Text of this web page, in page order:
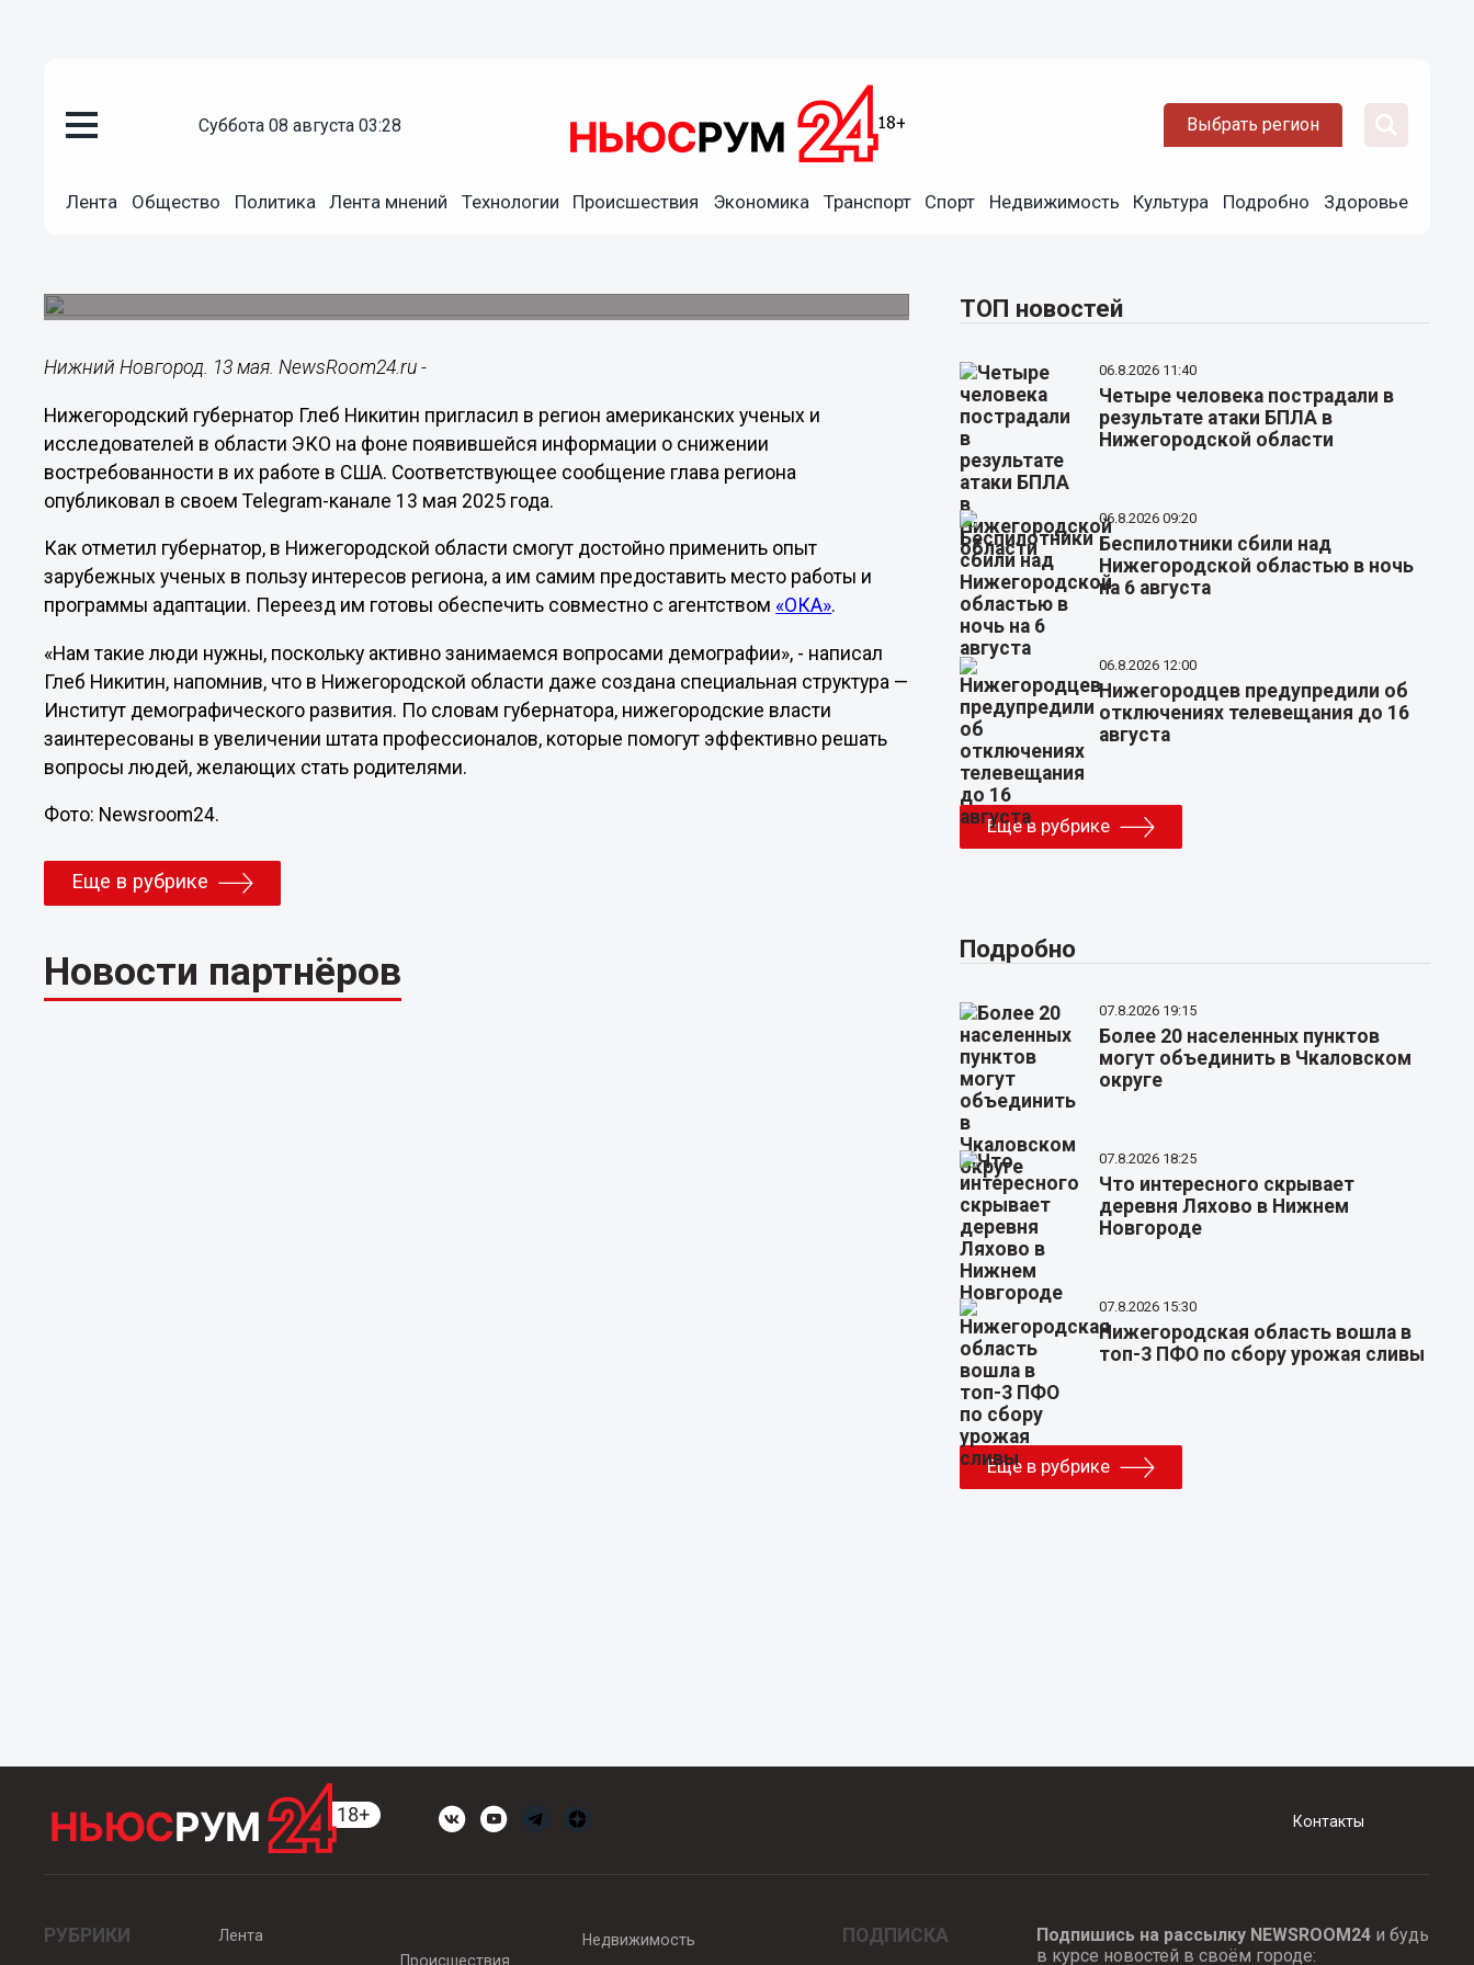
суббота 08 августа 03:28 Выбрать регион
Лента Общество Политика Лента мнений Технологии Происшествия Экономика Транспорт Спорт Недвижимость Культура Подробно Здоровье
Нижегородский губернатор пригласил американских ученых
Нижний Новгород. 13 мая. NewsRoom24.ru -
Нижегородский губернатор Глеб Никитин пригласил в регион американских ученых и
исследователей в области ЭКО на фоне появившейся информации о снижении
востребованности в их работе в США. Соответствующее сообщение глава региона
опубликовал в своем Telegram-канале 13 мая 2025 года.
Как отметил губернатор, в Нижегородской области смогут достойно применить опыт
зарубежных ученых в пользу интересов региона, а им самим предоставить место работы и
программы адаптации. Переезд им готовы обеспечить совместно с агентством «ОКА».
«Нам такие люди нужны, поскольку активно занимаемся вопросами демографии», - написал
Глеб Никитин, напомнив, что в Нижегородской области даже создана специальная структура —
Институт демографического развития. По словам губернатора, нижегородские власти
заинтересованы в увеличении штата профессионалов, которые помогут эффективно решать
вопросы людей, желающих стать родителями.
Фото: Newsroom24.
Еще в рубрике
Новости партнёров
ТОП новостей
06.8.2026 11:40
Четыре человека пострадали в
результате атаки БПЛА в
Нижегородской области
06.8.2026 09:20
Беспилотники сбили над
Нижегородской областью в ночь
на 6 августа
06.8.2026 12:00
Нижегородцев предупредили об
отключениях телевещания до 16
августа
Еще в рубрике
Подробно
07.8.2026 19:15
Более 20 населенных пунктов
могут объединить в Чкаловском
округе
07.8.2026 18:25
Что интересного скрывает
деревня Ляхово в Нижнем
Новгороде
07.8.2026 15:30
Нижегородская область вошла в
топ-3 ПФО по сбору урожая сливы
Еще в рубрике
Контакты
РУБРИКИ
Лента
Происшествия
Недвижимость ПОДПИСКА Подпишись на рассылку NEWSROOM24и будь
в курсе новостей в своём городе: